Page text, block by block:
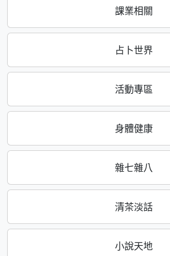
課業相關
占卜世界
活動專區
身體健康
雜七雜八
清茶淡話
小說天地